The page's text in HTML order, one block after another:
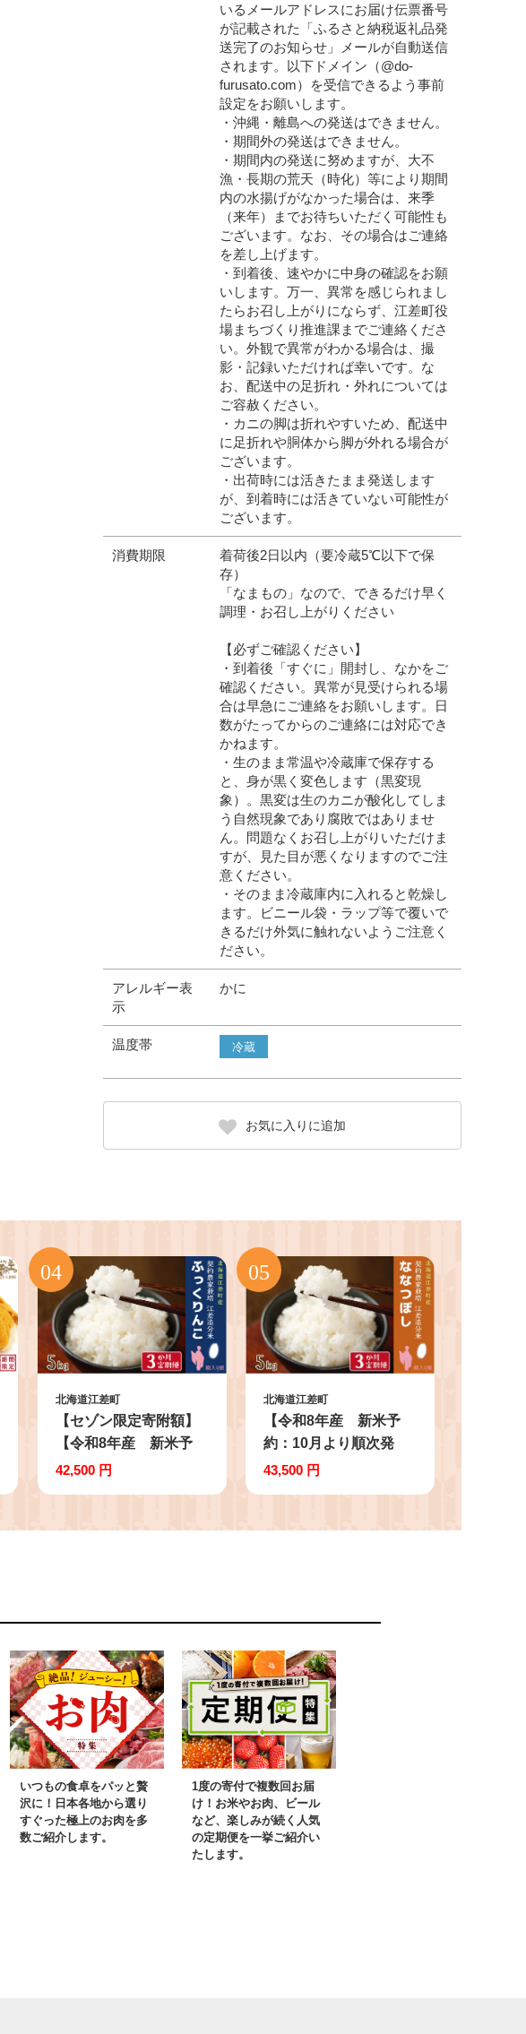
いるメールアドレスにお届け伝票番号
が記載された「ふるさと納税返礼品発
送完了のお知らせ」メールが自動送信
されます。以下ドメイン（@do-
furusato.com）を受信できるよう事前
設定をお願いします。
・沖縄・離島への発送はできません。
・期間外の発送はできません。
・期間内の発送に努めますが、大不
漁・長期の荒天（時化）等により期間
内の水揚げがなかった場合は、来季
（来年）までお待ちいただく可能性も
ございます。なお、その場合はご連絡
を差し上げます。
・到着後、速やかに中身の確認をお願
いします。万一、異常を感じられまし
たらお召し上がりにならず、江差町役
場まちづくり推進課までご連絡くださ
い。外観で異常がわかる場合は、撮
影・記録いただければ幸いです。な
お、配送中の足折れ・外れについては
ご容赦ください。
・カニの脚は折れやすいため、配送中
に足折れや胴体から脚が外れる場合が
ございます。
・出荷時には活きたまま発送します
が、到着時には活きていない可能性が
ございます。
消費期限
着荷後2日以内（要冷蔵5℃以下で保
存）
「なまもの」なので、できるだけ早く
調理・お召し上がりください
【必ずご確認ください】
・到着後「すぐに」開封し、なかをご
確認ください。異常が見受けられる場
合は早急にご連絡をお願いします。日
数がたってからのご連絡には対応でき
かねます。
・生のまま常温や冷蔵庫で保存する
と、身が黒く変色します（黒変現
象）。黒変は生のカニが酸化してしま
う自然現象であり腐敗ではありませ
ん。問題なくお召し上がりいただけま
すが、見た目が悪くなりますのでご注
意ください。
・そのまま冷蔵庫内に入れると乾燥し
ます。ビニール袋・ラップ等で覆いで
きるだけ外気に触れないようご注意く
ださい。
アレルギー表
示
かに
温度帯 冷蔵
お気に入りに追加
北海道江差町
【セゾン限定寄附額】
【令和8年産 新米予
約：10月より順次発
『ふっくりんこ』
白米 精米 お米 お
はん 農家直送 単一
原料米 ブランド米
ふっくら食感、ここち
よい甘さ
42,500 円
北海道江差町
【令和8年産 新米予
約：10月より順次発
送】《定期便3か月》契
【5kg×3回】令和8年
こめ こめ ご飯 ご
原料米 ブランド米
甘みと粘りの調和
43,500 円
いつもの食卓をパッと贅
沢に！日本各地から選り
すぐった極上のお肉を多
数ご紹介します。
1度の寄付で複数回お届
け！お米やお肉、ビール
など、楽しみが続く人気
の定期便を一挙ご紹介い
たします。